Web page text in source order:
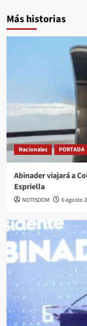
Más historias
Nacionales PORTADA
Abinader viajará a
Espriella
NOTISDOM 6 agosto